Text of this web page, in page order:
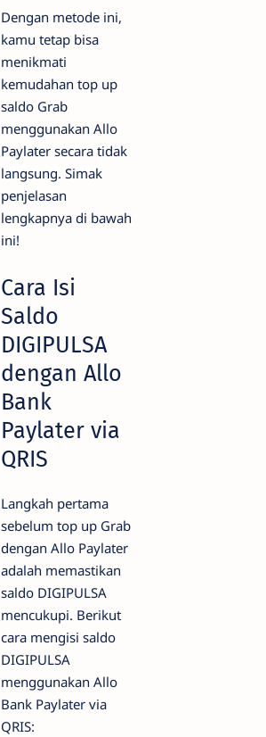
Dengan metode ini,
kamu tetap bisa
menikmati
kemudahan top up
saldo Grab
menggunakan Allo
Paylater secara tidak
langsung. Simak
penjelasan
lengkapnya di bawah
ini!
Cara Isi
Saldo
DIGIPULSA
dengan Allo
Bank
Paylater via
QRIS
Langkah pertama
sebelum top up Grab
dengan Allo Paylater
adalah memastikan
saldo DIGIPULSA
mencukupi. Berikut
cara mengisi saldo
DIGIPULSA
menggunakan Allo
Bank Paylater via
QRIS: